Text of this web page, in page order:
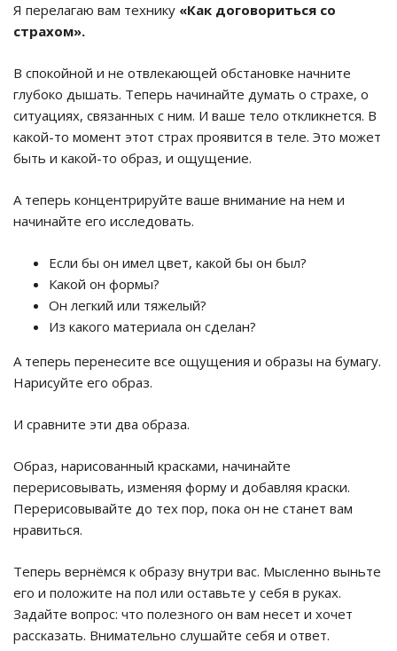
Я перелагаю вам технику «Как договориться со
страхом».
В спокойной и не отвлекающей обстановке начните
глубоко дышать. Теперь начинайте думать о страхе, о
ситуациях, связанных с ним. И ваше тело откликнется. В
какой-то момент этот страх проявится в теле. Это может
быть и какой-то образ, и ощущение.
А теперь концентрируйте ваше внимание на нем и
начинайте его исследовать.
Если бы он имел цвет, какой бы он был?
Какой он формы?
Он легкий или тяжелый?
Из какого материала он сделан?
А теперь перенесите все ощущения и образы на бумагу.
Нарисуйте его образ.
И сравните эти два образа.
Образ, нарисованный красками, начинайте
перерисовывать, изменяя форму и добавляя краски.
Перерисовывайте до тех пор, пока он не станет вам
нравиться.
Теперь вернёмся к образу внутри вас. Мысленно выньте
его и положите на пол или оставьте у себя в руках.
Задайте вопрос: что полезного он вам несет и хочет
рассказать. Внимательно слушайте себя и ответ.